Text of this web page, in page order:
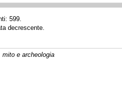
599.
decrescente.
mito e archeologia